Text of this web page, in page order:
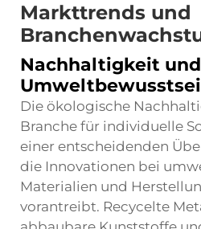
Markttrends und
Nachhaltigkeit und
Die ökologische
Branche für individuelle
einer entscheidenden
die Innovationen bei
Materialien und
vorantreibt. Recycelte